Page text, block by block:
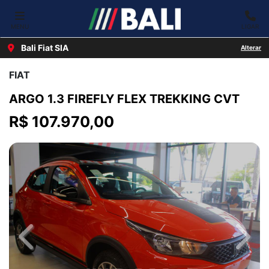
MENU LIGAR
Bali Fiat SIA Alterar
FIAT
ARGO 1.3 FIREFLY FLEX TREKKING CVT
R$ 107.970,00
Previous Next